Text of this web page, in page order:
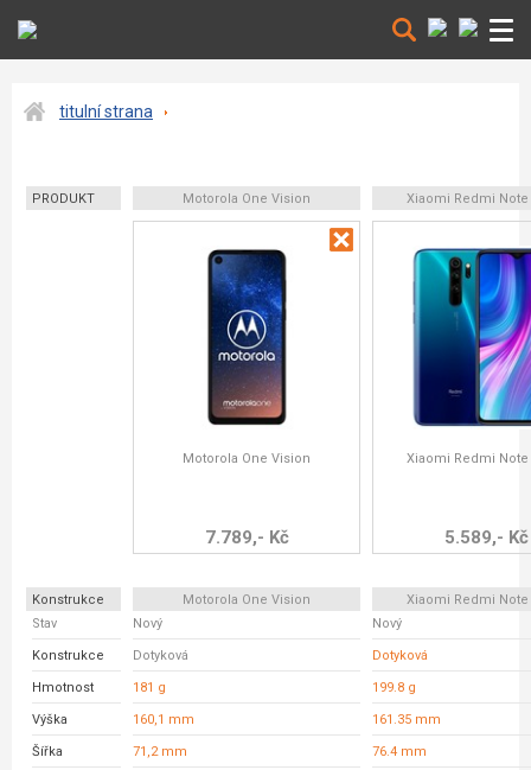
titulní strana
PRODUKT Motorola One Vision Xiaomi Redmi Note
Motorola One Vision
7.789,- Kč
Xiaomi Redmi Note
5.589,- Kč
Konstrukce Motorola One Vision
Xiaomi Redmi Note
Stav
Nový Nový
Konstrukce Dotyková Dotyková
Hmotnost 181 g 199.8 g
Výška 160,1 mm 161.35 mm
Šířka 71,2 mm 76.4 mm